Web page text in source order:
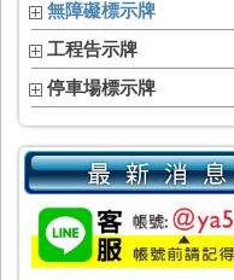
無障礙標示牌
工程告示牌
停車場標示牌